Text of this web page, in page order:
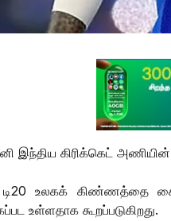
இந்திய கிரிக்கெட்
உலகக் கிண்ணத்தை
உள்ளதாக கூறப்படுகிறது.